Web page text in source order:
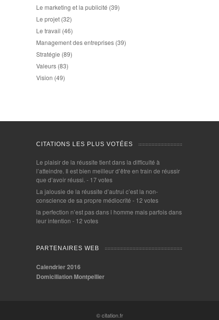
Le marketing et la publicité (39)
Le projet (32)
Le travail (46)
Management des entreprises (39)
Stratégie (89)
Valeurs (83)
Vision (49)
CITATIONS LES PLUS VOTÉES
Le plaisir de la réussite tient dans la difficulté à
l’atteindre. Il est bien meilleur d’être en train de réussir
que d’avoir réussi. - 17 votes
La jalousie de la réussite d’autrui c’est la non-
conscience de sa propre médiocrité - 12 votes
la perfection n’est pas dans l homme mais parfois dans
leur intention - 12 votes
PARTENAIRES WEB
Calendrier 2016
Domiciliation Montpellier
© citation.fr